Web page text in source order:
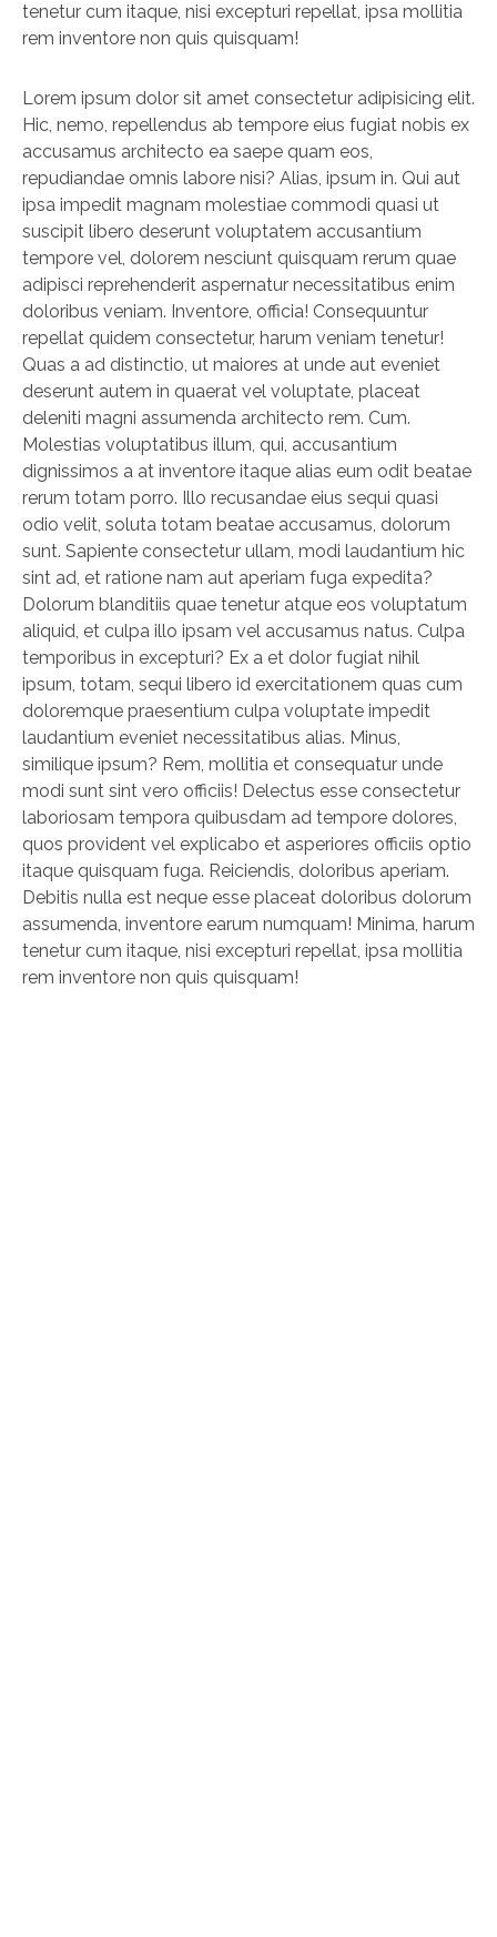
tenetur cum itaque, nisi excepturi repellat, ipsa mollitia
rem inventore non quis quisquam!
Lorem ipsum dolor sit amet consectetur adipisicing elit.
Hic, nemo, repellendus ab tempore eius fugiat nobis ex
accusamus architecto ea saepe quam eos,
repudiandae omnis labore nisi? Alias, ipsum in. Qui aut
ipsa impedit magnam molestiae commodi quasi ut
suscipit libero deserunt voluptatem accusantium
tempore vel, dolorem nesciunt quisquam rerum quae
adipisci reprehenderit aspernatur necessitatibus enim
doloribus veniam. Inventore, officia! Consequuntur
repellat quidem consectetur, harum veniam tenetur!
Quas a ad distinctio, ut maiores at unde aut eveniet
deserunt autem in quaerat vel voluptate, placeat
deleniti magni assumenda architecto rem. Cum.
Molestias voluptatibus illum, qui, accusantium
dignissimos a at inventore itaque alias eum odit beatae
rerum totam porro. Illo recusandae eius sequi quasi
odio velit, soluta totam beatae accusamus, dolorum
sunt. Sapiente consectetur ullam, modi laudantium hic
sint ad, et ratione nam aut aperiam fuga expedita?
Dolorum blanditiis quae tenetur atque eos voluptatum
aliquid, et culpa illo ipsam vel accusamus natus. Culpa
temporibus in excepturi? Ex a et dolor fugiat nihil
ipsum, totam, sequi libero id exercitationem quas cum
doloremque praesentium culpa voluptate impedit
laudantium eveniet necessitatibus alias. Minus,
similique ipsum? Rem, mollitia et consequatur unde
modi sunt sint vero officiis! Delectus esse consectetur
laboriosam tempora quibusdam ad tempore dolores,
quos provident vel explicabo et asperiores officiis optio
itaque quisquam fuga. Reiciendis, doloribus aperiam.
Debitis nulla est neque esse placeat doloribus dolorum
assumenda, inventore earum numquam! Minima, harum
tenetur cum itaque, nisi excepturi repellat, ipsa mollitia
rem inventore non quis quisquam!